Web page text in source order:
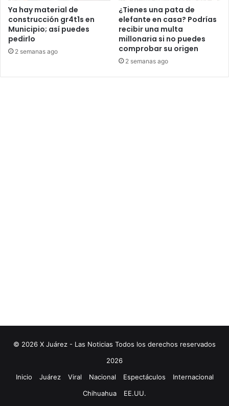
Ya hay material de
construcción gr4t1s en
Municipio; así puedes
pedirlo
2 semanas ago
¿Tienes una pata de
elefante en casa? Podrías
recibir una multa
millonaria si no puedes
comprobar su origen
2 semanas ago
© 2026 X Juárez - Las Noticias Todos los derechos reservados
2026
Inicio
Juárez Viral Nacional Espectáculos
Internacional
Chihuahua
EE.UU.